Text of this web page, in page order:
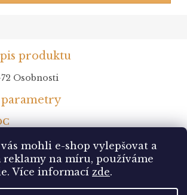
mohli e-shop vylepšovat a
reklamy na míru, používáme
Více informací zde.
produktu
72 Osobnosti